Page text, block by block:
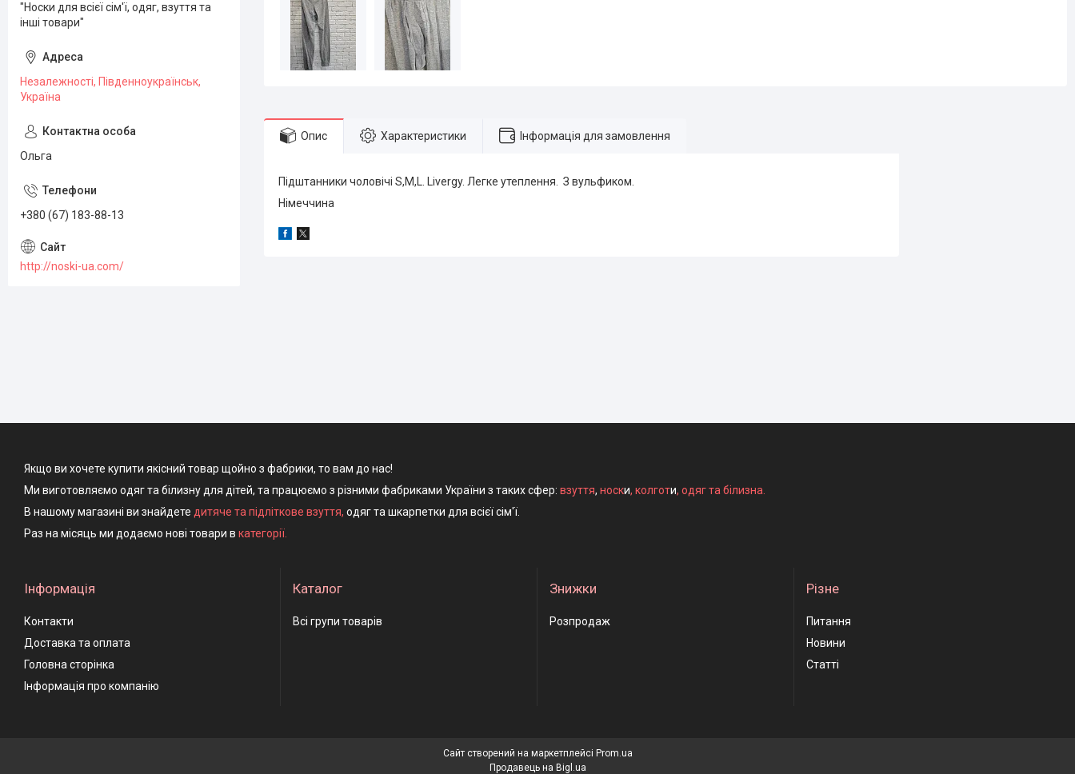
Опис Характеристики Інформація для замовлення
Підштанники чоловічі S,M,L. Livergy. Легке утеплення. З вульфиком.
Німеччина
"Носки для всієї сім'ї, одяг, взуття та
інші товари"
Незалежності, Південноукраїнськ,
Україна
Ольга
+380 (67) 183-88-13
http://noski-ua.com/
Якщо ви хочете купити якісний товар щойно з фабрики, то вам до нас!
Ми виготовляємо одяг та білизну для дітей, та працюємо з різними фабриками України з таких сфер: взуття, носки, колготи, одяг та білизна.
В нашому магазині ви знайдете дитяче та підліткове взуття, одяг та шкарпетки для всієї сім'ї.
Раз на місяць ми додаємо нові товари в категорії.
Інформація
Контакти
Доставка та оплата
Головна сторінка
Інформація про компанію
Каталог
Всі групи товарів
Знижки
Розпродаж
Різне
Питання
Новини
Статті
Сайт створений на маркетплейсі Prom.ua
Продавець на Bigl.ua